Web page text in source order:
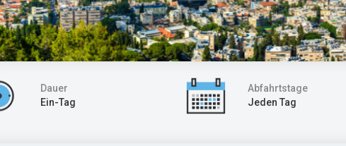
Dauer
Ein-Tag
Abfahrtstage
Jeden Tag